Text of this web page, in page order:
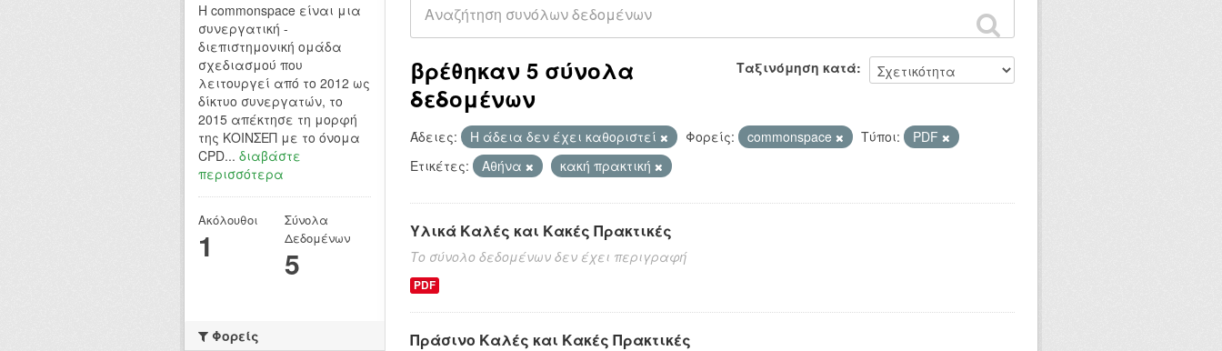
Ταξινόμηση κατά
βρέθηκαν 5 σύνολα
δεδομένων
Άδειες: Η άδεια δεν έχει καθοριστεί Φορείς: commonspace Τύποι:
PDF
Ετικέτες:
Αθήνα κακή πρακτική
Υλικά Καλές και Κακές Πρακτικές
Το σύνολο δεδομένων δεν έχει περιγραφή
PDF
Πράσινο Καλές και Κακές Πρακτικές
H commonspace είναι μια
συνεργατική -
διεπιστημονική ομάδα
σχεδιασμού που
λειτουργεί από το 2012 ως
δίκτυο συνεργατών, το
2015 απέκτησε τη μορφή
της ΚΟΙΝΣΕΠ με το όνομα
CPD... διαβάστε
περισσότερα
Ακόλουθοι
1
Σύνολα
Δεδομένων
5
Φορείς